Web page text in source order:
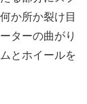
か所か裂け目
ターの曲がり
とホイールを